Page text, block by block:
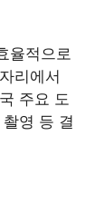
율적으로
리에서
주요 도
영 등 결